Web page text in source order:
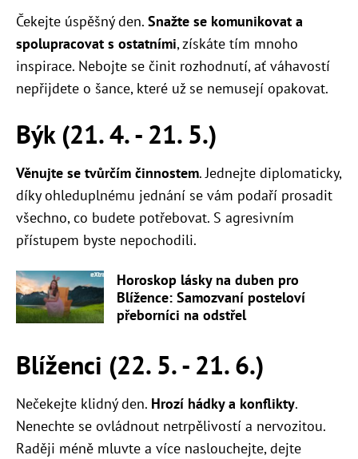
Čekejte úspěšný den. Snažte se komunikovat a
spolupracovat s ostatními, získáte tím mnoho
inspirace. Nebojte se činit rozhodnutí, ať váhavostí
nepřijdete o šance, které už se nemusejí opakovat.
Býk (21. 4. - 21. 5.)
Věnujte se tvůrčím činnostem. Jednejte diplomaticky,
díky ohleduplnému jednání se vám podaří prosadit
všechno, co budete potřebovat. S agresivním
přístupem byste nepochodili.
Horoskop lásky na duben pro
Blížence: Samozvaní posteloví
přeborníci na odstřel
Blíženci (22. 5. - 21. 6.)
Nečekejte klidný den. Hrozí hádky a konflikty.
Nenechte se ovládnout netrpělivostí a nervozitou.
Raději méně mluvte a více naslouchejte, dejte